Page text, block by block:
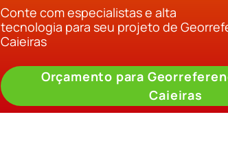
Conte com especialistas e alta
tecnologia para seu projeto de
Caieiras
Orçamento para
Caieiras